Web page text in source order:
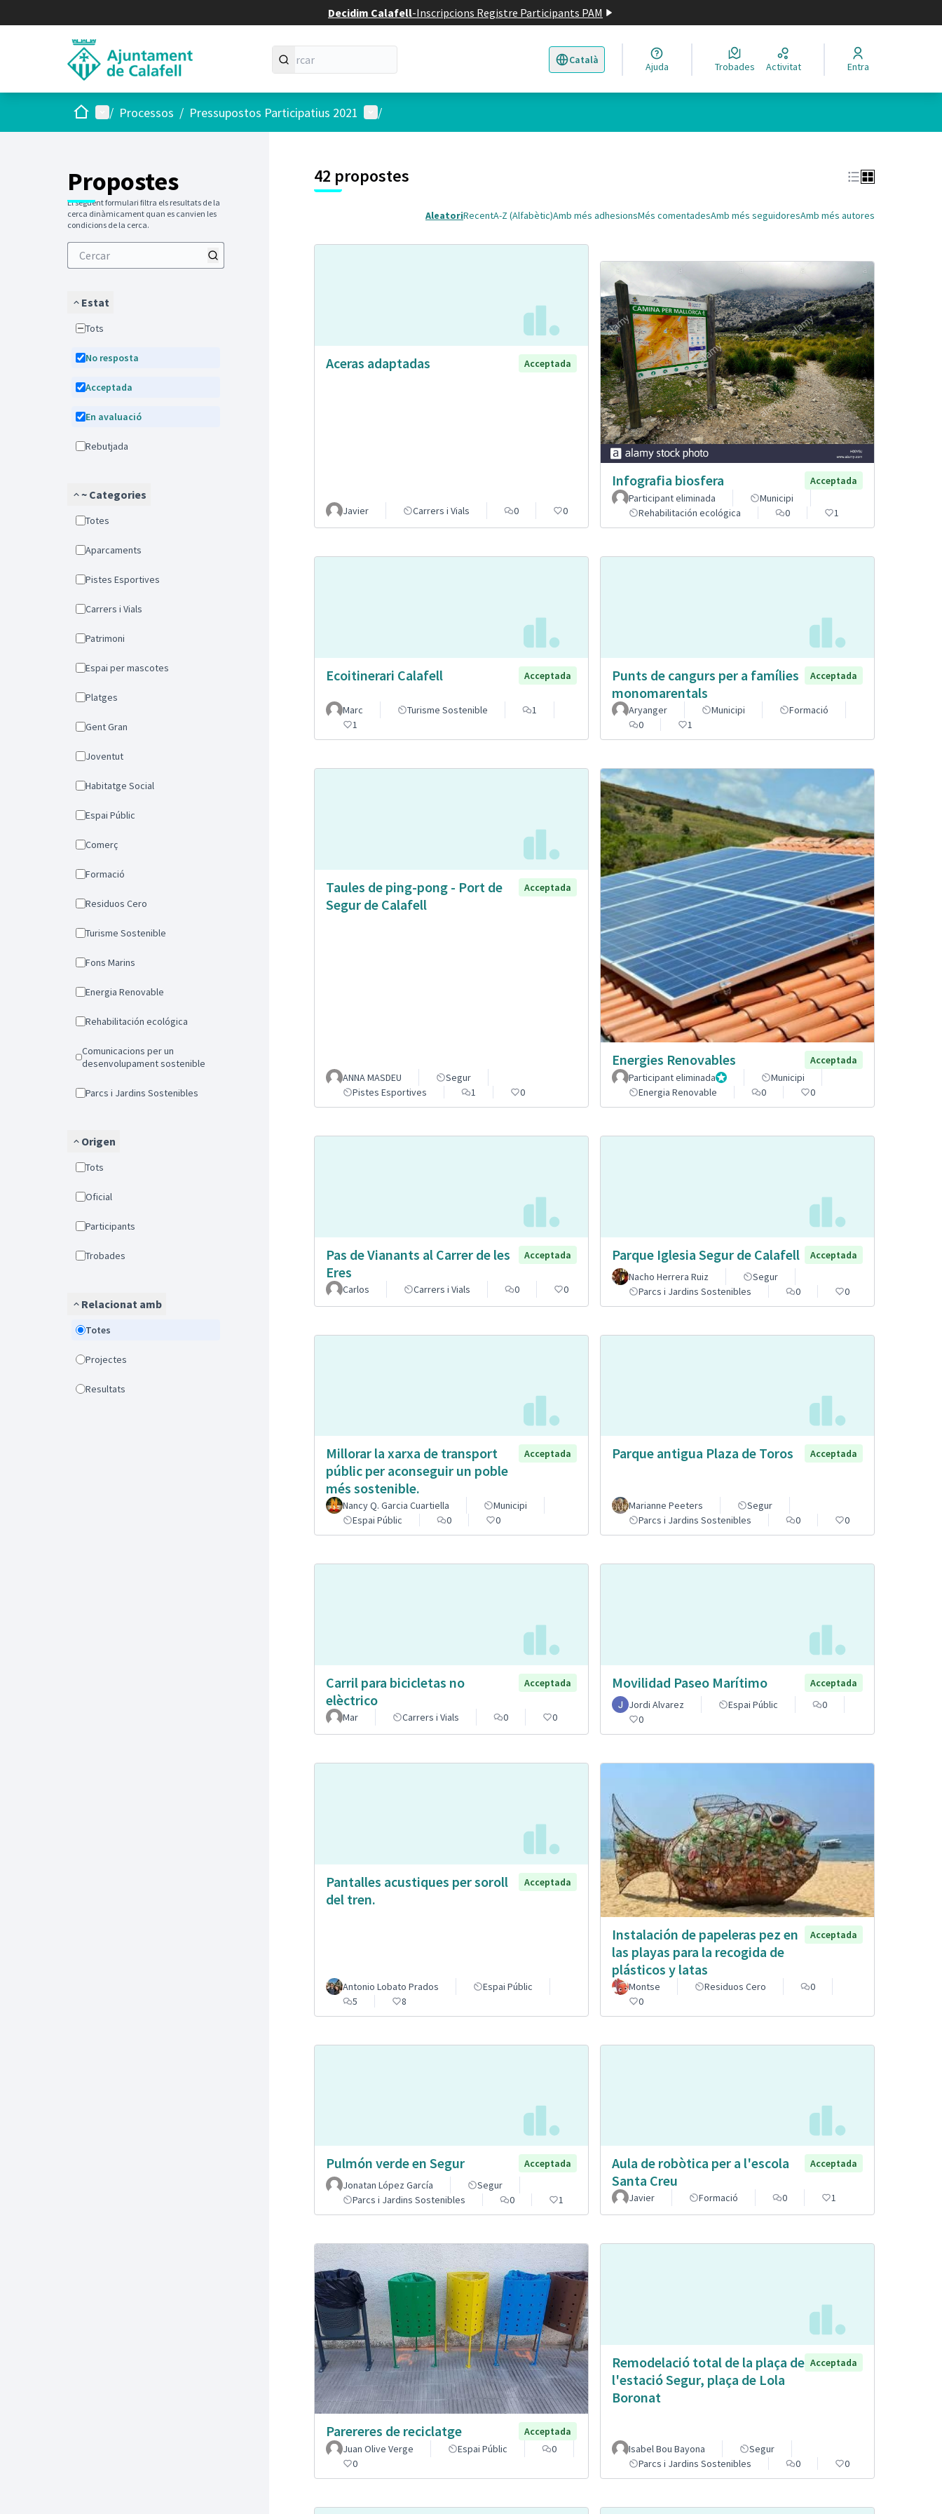
Decidim Calafell-Inscripcions Registre Participants PAM
Català
Triar la llengua Elegir el idioma
Ajuda Trobades Activitat Entra
Inici Menú principal
/ Processos / Pressupostos Participatius 2021 Menú d'usuari
/
Propostes
El següent formulari filtra els resultats de la
cerca dinàmicament quan es canvien les
condicions de la cerca.
Estat
Tots
No resposta
Acceptada
En avaluació
Rebutjada
~ Categories
Totes
Aparcaments
Pistes Esportives
Carrers i Vials
Patrimoni
Espai per mascotes
Platges
Gent Gran
Joventut
Habitatge Social
Espai Públic
Comerç
Formació
Residuos Cero
Turisme Sostenible
Fons Marins
Energia Renovable
Rehabilitación ecológica
Comunicacions per un
desenvolupament sostenible
Parcs i Jardins Sostenibles
Origen
Tots
Oficial
Participants
Trobades
Relacionat amb
Totes
Projectes
Resultats
42 propostes
AleatoriRecentA-Z (Alfabètic)Amb més adhesionsMés comentadesAmb més seguidoresAmb més autores
Aceras adaptadas Acceptada
Javier Carrers i Vials 0 0
Infografia biosfera
Acceptada
Participant eliminada
Municipi
Rehabilitación ecológica
0 1
Ecoitinerari Calafell Acceptada
Marc Turisme Sostenible
1
1
Punts de cangurs per a famílies
monomarentals
Acceptada
Aryanger Municipi
Formació
0
1
Taules de ping-pong - Port de
Segur de Calafell
Acceptada
ANNA MASDEU
Segur
Pistes Esportives
1 0
Energies Renovables
Acceptada
Participant eliminadaAdministradorMunicipi
Energia Renovable
0 0
Pas de Vianants al Carrer de les
Eres
Acceptada
Carlos Carrers i Vials 0 0
Parque Iglesia Segur de Calafell
Acceptada
Nacho Herrera Ruiz
Segur
Parcs i Jardins Sostenibles
0 0
Millorar la xarxa de transport
públic per aconseguir un poble
més sostenible.
Acceptada
Nancy Q. Garcia Cuartiella
Municipi
Espai Públic
0 0
Parque antigua Plaza de Toros Acceptada
Marianne Peeters
Segur
Parcs i Jardins Sostenibles
0 0
Carril para bicicletas no
elèctrico
Acceptada
Mar Carrers i Vials 0 0
Movilidad Paseo Marítimo
Acceptada
Jordi Alvarez
Espai Públic
0
0
Pantalles acustiques per soroll
del tren.
Acceptada
Antonio Lobato Prados
Espai Públic
5
8
Instalación de papeleras pez en
las playas para la recogida de
plásticos y latas
Acceptada
Montse Residuos Cero
0
0
Pulmón verde en Segur
Acceptada
Jonatan López García
Segur
Parcs i Jardins Sostenibles
0 1
Aula de robòtica per a l'escola
Santa Creu
Acceptada
Javier Formació 0 1
Parereres de reciclatge
Acceptada
Juan Olive Verge
Espai Públic
0
0
Remodelació total de la plaça de
l'estació Segur, plaça de Lola
Boronat
Acceptada
Isabel Bou Bayona
Segur
Parcs i Jardins Sostenibles
0 0